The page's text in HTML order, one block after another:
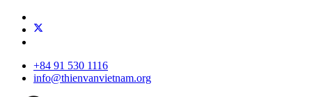
+84 91 530 1116
info@thienvanvietnam.org